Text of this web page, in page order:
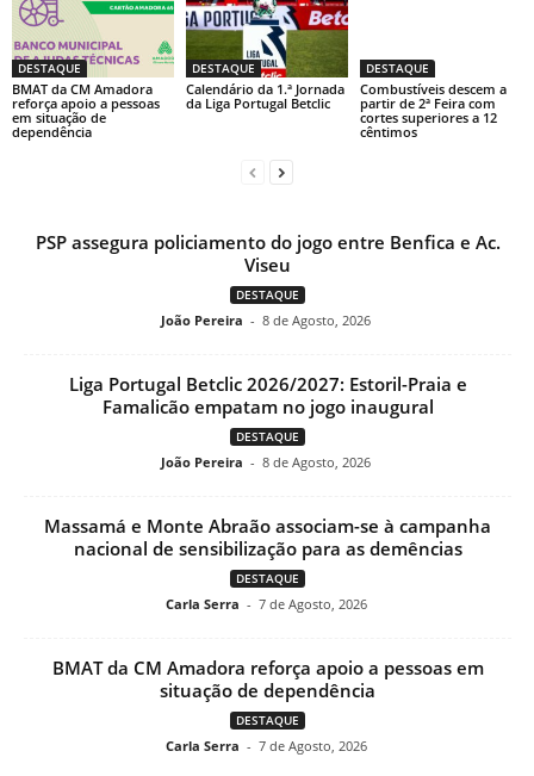
DESTAQUE
BMAT da CM Amadora
reforça apoio a pessoas
em situação de
dependência
DESTAQUE
Calendário da 1.ª Jornada
da Liga Portugal Betclic
DESTAQUE
Combustíveis descem a
partir de 2ª Feira com
cortes superiores a 12
cêntimos
PSP assegura policiamento do jogo entre Benfica e Ac.
Viseu
DESTAQUE
João Pereira - 8 de Agosto, 2026
Liga Portugal Betclic 2026/2027: Estoril-Praia e
Famalicão empatam no jogo inaugural
DESTAQUE
João Pereira - 8 de Agosto, 2026
Massamá e Monte Abraão associam-se à campanha
nacional de sensibilização para as demências
DESTAQUE
Carla Serra - 7 de Agosto, 2026
BMAT da CM Amadora reforça apoio a pessoas em
situação de dependência
DESTAQUE
Carla Serra - 7 de Agosto, 2026